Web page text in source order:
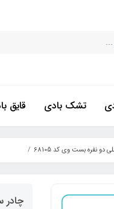
تشک بادی قایق
دو نفره بست وی کد 68105
چادر